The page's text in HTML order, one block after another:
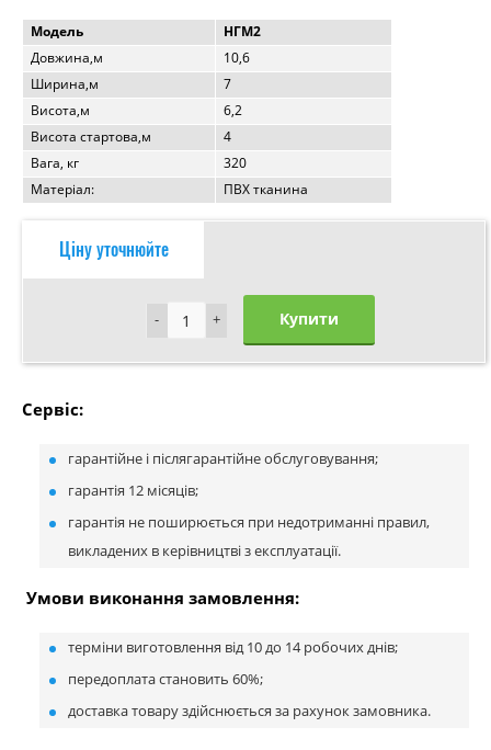
Модель
НГМ2
Довжина,м
10,6
Ширина,м
7
Висота,м
6,2
Висота стартова,м
4
Вага, кг
320
Матеріал:
ПВХ тканина
Ціну уточнюйте
+
- +
- Купити
Сервіс:
гарантійне і післягарантійне обслуговування;
гарантія 12 місяців;
гарантія не поширюється при недотриманні правил,
викладених в керівництві з експлуатації.
Умови виконання замовлення:
терміни виготовлення від 10 до 14 робочих днів;
передоплата становить 60%;
доставка товару здійснюється за рахунок замовника.